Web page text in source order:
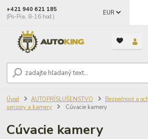
EUR
+421 940 621 185
(Po-Pia, 8-16 hod.)
Úvod AUTOPRÍSLUŠENSTVO Bezpečnosť a
senzory a kamery
Cúvacie kamery
Cúvacie kamery